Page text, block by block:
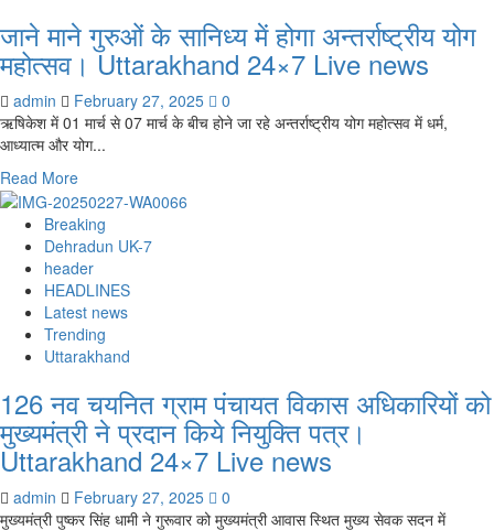
Live
news
जाने माने गुरुओं के सानिध्य में होगा अन्तर्राष्ट्रीय योग
महोत्सव। Uttarakhand 24×7 Live news
admin February 27, 2025
0
ऋषिकेश में 01 मार्च से 07 मार्च के बीच होने जा रहे अन्तर्राष्ट्रीय योग महोत्सव में धर्म,
आध्यात्म और योग...
Read MoreRead
more
about
जाने
माने
गुरुओं
के
सानिध्य
में
अन्तर्राष्ट्रीय
योग
महोत्सव।
Uttarakhand
Live
Breaking
Dehradun UK-7
header
HEADLINES
Latest news
Trending
Uttarakhand
126 नव चयनित ग्राम पंचायत विकास अधिकारियों को
मुख्यमंत्री ने प्रदान किये नियुक्ति पत्र।
Uttarakhand 24×7 Live news
admin February 27, 2025
0
मुख्यमंत्री पुष्कर सिंह धामी ने गुरूवार को मुख्यमंत्री आवास स्थित मुख्य सेवक सदन में